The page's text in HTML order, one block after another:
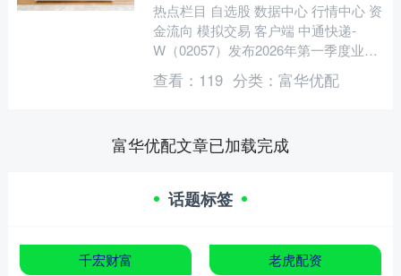
热点栏目 自选股 数据中心 行情中心 资
金流向 模拟交易 客户端 中通快递-
W（02057）发布2026年第一季度业
绩，收入为132.82亿元（人民币，下
同），....
查看： 119 分类： 富华优配
富华优配文章已加载完成
话题标签
千宏财富 老虎配资